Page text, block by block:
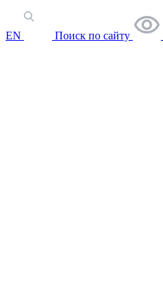
EN Поиск по сайту